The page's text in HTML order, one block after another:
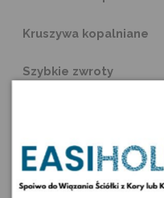
Kruszywa kopalniane
Szybkie zwroty
Donica z gabionu prosta
nowoczesnym dodatkiem,
zarówno ogrodu, jak i tarasu
przestrzeniach publicznych.
stali. Pokryta jest ona
posłuży bardzo długo.
każdą przestrzeń, w której się